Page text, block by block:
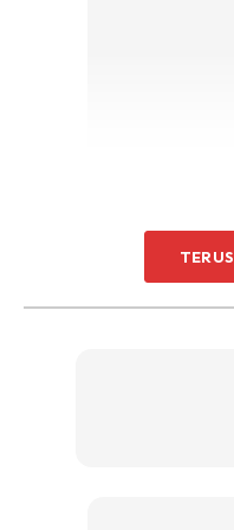
Minum secukupnya,
tidur untuk menguatkan